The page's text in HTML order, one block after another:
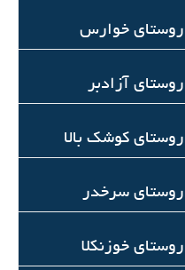
روستای خوارس
روستای آزادبر
روستای کوشک بالا
روستای سرخدر
روستای خوزنکلا